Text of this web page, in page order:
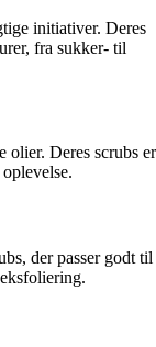
initiativer. Deres
fra sukker- til
olier. Deres scrubs er
der passer godt til